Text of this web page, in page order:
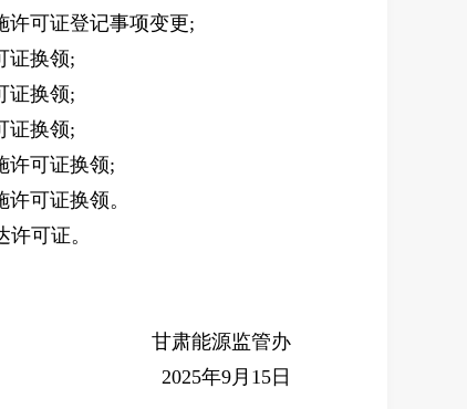
许可证登记事项变更;
证换领;
证换领;
证换领;
许可证换领;
可证换领。
许可证。
甘肃能源监管办
2025年9月15日